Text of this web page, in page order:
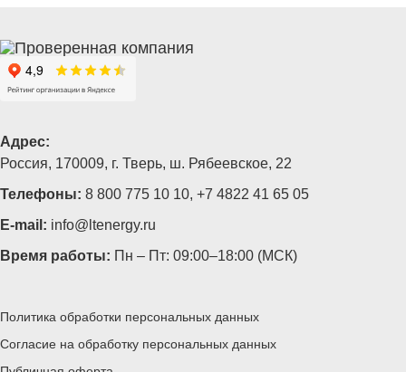
Адрес:
Россия, 170009, г. Тверь, ш. Рябеевское, 22
Телефоны: 8 800 775 10 10, +7 4822 41 65 05
E-mail: info@ltenergy.ru
Время работы: Пн – Пт: 09:00–18:00 (МСК)
Политика обработки персональных данных
Согласие на обработку персональных данных